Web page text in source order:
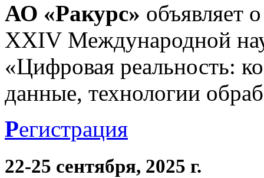
АО «Ракурс» объявляет
XXIV Международной
«Цифровая реальность:
данные, технологии
Регистрация
22-25 сентября, 2025 г.